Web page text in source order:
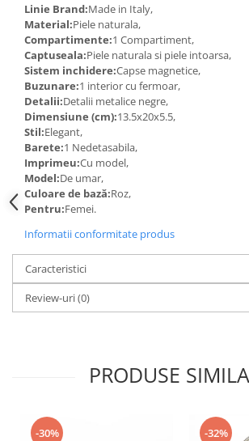
Linie Brand:Made in Italy,
Material:Piele naturala,
Compartimente:1 Compartiment,
Captuseala:Piele naturala si piele intoarsa,
Sistem inchidere:Capse magnetice,
Buzunare:1 interior cu fermoar,
Detalii:Detalii metalice negre,
Dimensiune (cm):13.5x20x5.5,
Stil:Elegant,
Barete:1 Nedetasabila,
Imprimeu:Cu model,
Model:De umar,
Culoare de bază:Roz,
Pentru:Femei.
Informatii conformitate produs
Caracteristici
Review-uri(0)
PRODUSE
-30% -32%